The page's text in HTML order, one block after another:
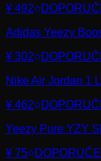
¥ 492
Adidas Yeezy
¥ 302
Nike Air Jordan 1
¥ 462
Yeezy Pure YZY
¥ 75